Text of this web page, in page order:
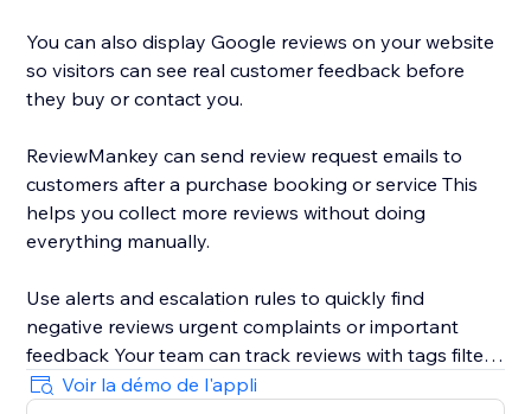
You can also display Google reviews on your website
so visitors can see real customer feedback before
they buy or contact you.
ReviewMankey can send review request emails to
customers after a purchase booking or service This
helps you collect more reviews without doing
everything manually.
Use alerts and escalation rules to quickly find
negative reviews urgent complaints or important
feedback Your team can track reviews with tags filters
and a simple inbox.
Voir la démo de l'appli